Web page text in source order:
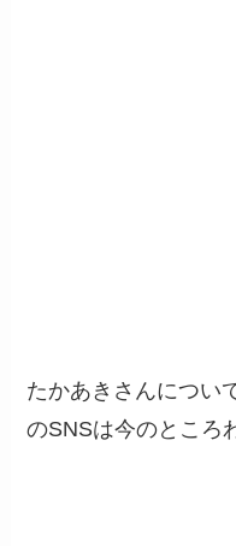
たかあきさんについ
のSNSは今のところ